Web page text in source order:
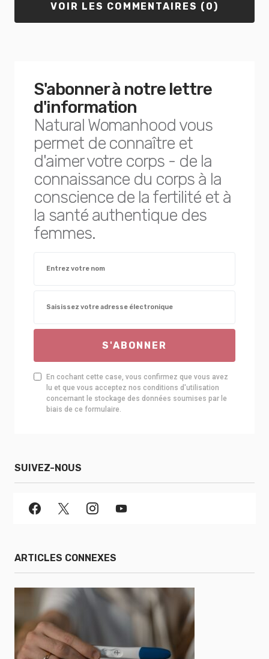
VOIR LES COMMENTAIRES (0)
S'abonner à notre lettre
d'information
Natural Womanhood vous
permet de connaître et
d'aimer votre corps - de la
connaissance du corps à la
conscience de la fertilité et à
la santé authentique des
femmes.
S'ABONNER
En cochant cette case, vous confirmez que vous avez
lu et que vous acceptez nos conditions d'utilisation
concernant le stockage des données soumises par le
biais de ce formulaire.
SUIVEZ-NOUS
ARTICLES CONNEXES